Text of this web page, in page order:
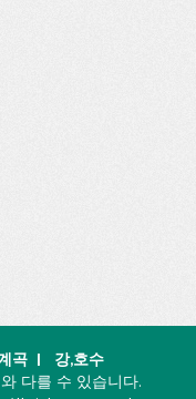
곡|
강,호수
다를 수 있습니다.